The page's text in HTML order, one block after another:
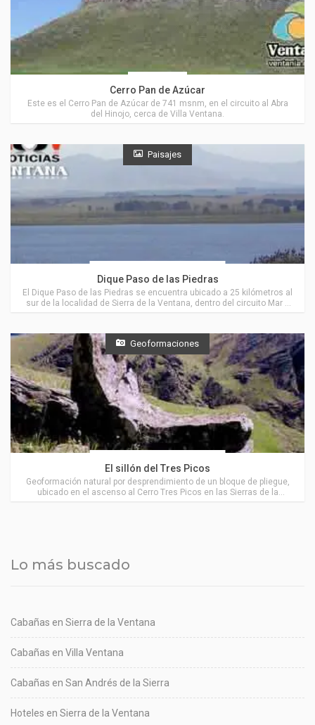
Cerro Pan de Azúcar
Este es el Cerro Pan de Azúcar de 741 msnm, en el circuito al Abra
del Hinojo, cerca de Villa Ventana.
Paisajes
Dique Paso de las Piedras
El Dique Paso de las Piedras se encuentra ubicado a 25 kilómetros al
sur de la localidad de Sierra de la Ventana, dentro del circuito Mar y
Geoformaciones
El sillón del Tres Picos
Geoformación natural por desprendimiento de un bloque de pliegue,
ubicado en el ascenso al Cerro Tres Picos en las Sierras de la
Lo más buscado
Cabañas en Sierra de la Ventana
Cabañas en Villa Ventana
Cabañas en San Andrés de la Sierra
Hoteles en Sierra de la Ventana